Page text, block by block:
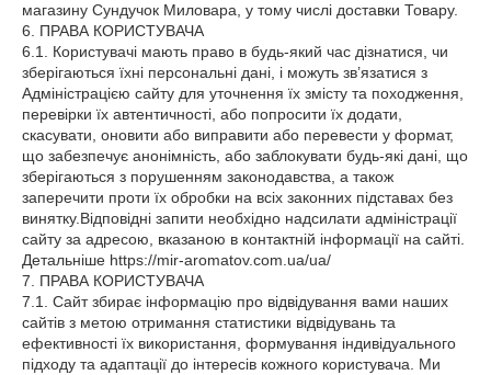
магазину Сундучок Миловара, у тому числі доставки Товару.
6. ПРАВА КОРИСТУВАЧА
6.1. Користувачі мають право в будь-який час дізнатися, чи
зберігаються їхні персональні дані, і можуть зв’язатися з
Адміністрацією сайту для уточнення їх змісту та походження,
перевірки їх автентичності, або попросити їх додати,
скасувати, оновити або виправити або перевести у формат,
що забезпечує анонімність, або заблокувати будь-які дані, що
зберігаються з порушенням законодавства, а також
заперечити проти їх обробки на всіх законних підставах без
винятку.Відповідні запити необхідно надсилати адміністрації
сайту за адресою, вказаною в контактній інформації на сайті.
Детальніше https://mir-aromatov.com.ua/ua/
7. ПРАВА КОРИСТУВАЧА
7.1. Сайт збирає інформацію про відвідування вами наших
сайтів з метою отримання статистики відвідувань та
ефективності їх використання, формування індивідуального
підходу та адаптації до інтересів кожного користувача. Ми